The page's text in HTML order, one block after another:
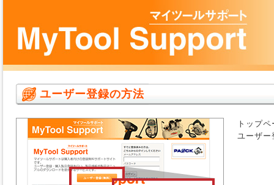
ユーザー登録の方法
トップ
ユーザー